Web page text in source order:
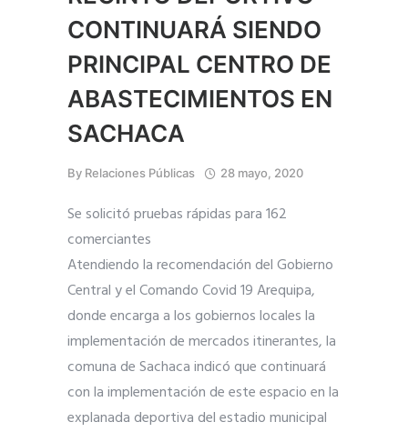
CONTINUARÁ SIENDO
PRINCIPAL CENTRO DE
ABASTECIMIENTOS EN
SACHACA
By Relaciones Públicas 28 mayo, 2020
Se solicitó pruebas rápidas para 162
comerciantes
Atendiendo la recomendación del Gobierno
Central y el Comando Covid 19 Arequipa,
donde encarga a los gobiernos locales la
implementación de mercados itinerantes, la
comuna de Sachaca indicó que continuará
con la implementación de este espacio en la
explanada deportiva del estadio municipal